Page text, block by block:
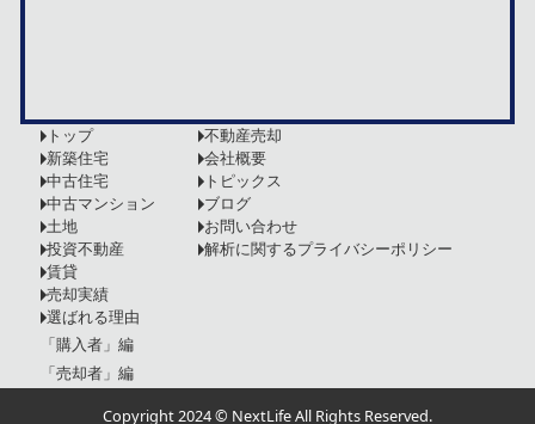
トップ
新築住宅
中古住宅
中古マンション
土地
投資不動産
賃貸
売却実績
選ばれる理由
「購入者」編
「売却者」編
不動産売却
会社概要
トピックス
ブログ
お問い合わせ
解析に関するプライバシーポリシー
Copyright 2024 © NextLife All Rights Reserved.